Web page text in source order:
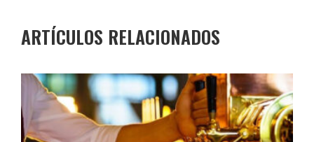
ARTÍCULOS RELACIONADOS